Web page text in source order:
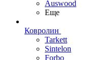
Auswood
Еще
Ковролин
Tarkett
Sintelon
Forbo